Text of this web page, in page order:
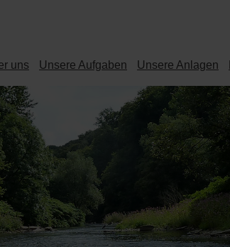
uns Unsere Aufgaben Unsere Anlagen